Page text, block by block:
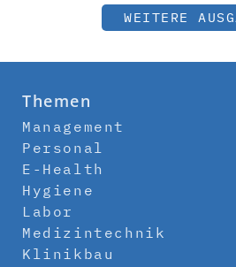
WEITERE
Themen
Management
Personal
E-Health
Hygiene
Labor
Medizintechnik
Klinikbau